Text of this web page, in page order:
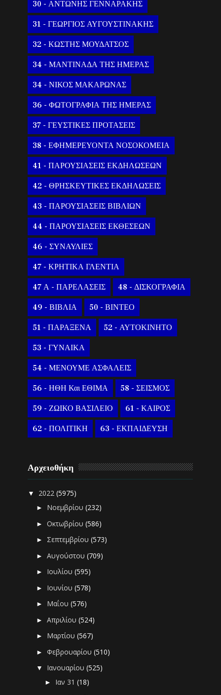
30 - ΑΝΤΩΝΗΣ ΓΕΝΝΑΡΑΚΗΣ
31 - ΓΕΩΡΓΙΟΣ ΑΥΓΟΥΣΤΙΝΑΚΗΣ
32 - ΚΩΣΤΗΣ ΜΟΥΔΑΤΣΟΣ
34 - ΜΑΝΤΙΝΑΔΑ ΤΗΣ ΗΜΕΡΑΣ
34 - ΝΙΚΟΣ ΜΑΚΑΡΩΝΑΣ
36 - ΦΩΤΟΓΡΑΦΙΑ ΤΗΣ ΗΜΕΡΑΣ
37 - ΓΕΥΣΤΙΚΕΣ ΠΡΟΤΑΣΕΙΣ
38 - ΕΦΗΜΕΡΕΥΟΝΤΑ ΝΟΣΟΚΟΜΕΙΑ
41 - ΠΑΡΟΥΣΙΑΣΕΙΣ ΕΚΔΗΛΩΣΕΩΝ
42 - ΘΡΗΣΚΕΥΤΙΚΕΣ ΕΚΔΗΛΩΣΕΙΣ
43 - ΠΑΡΟΥΣΙΑΣΕΙΣ ΒΙΒΛΙΩΝ
44 - ΠΑΡΟΥΣΙΑΣΕΙΣ ΕΚΘΕΣΕΩΝ
46 - ΣΥΝΑΥΛΙΕΣ
47 - ΚΡΗΤΙΚΑ ΓΛΕΝΤΙΑ
47 Α - ΠΑΡΕΛΑΣΕΙΣ 48 - ΔΙΣΚΟΓΡΑΦΙΑ
49 - ΒΙΒΛΙΑ 50 - ΒΙΝΤΕΟ
51 - ΠΑΡΑΞΕΝΑ 52 - ΑΥΤΟΚΙΝΗΤΟ
53 - ΓΥΝΑΙΚΑ
54 - ΜΕΝΟΥΜΕ ΑΣΦΑΛΕΙΣ
56 - ΗΘΗ Και ΕΘΙΜΑ 58 - ΣΕΙΣΜΟΣ
59 - ΖΩΙΚΟ ΒΑΣΙΛΕΙΟ 61 - ΚΑΙΡΟΣ
62 - ΠΟΛΙΤΙΚΗ 63 - ΕΚΠΑΙΔΕΥΣΗ
Αρχειοθήκη
▼ 2022(5975)
► Νοεμβρίου(232)
►Οκτωβρίου(586)
► Σεπτεμβρίου(573)
►Αυγούστου(709)
► Ιουλίου(595)
► Ιουνίου(578)
► Μαΐου(576)
►Απριλίου(524)
► Μαρτίου(567)
►Φεβρουαρίου(510)
▼ Ιανουαρίου(525)
► Ιαν 31(18)